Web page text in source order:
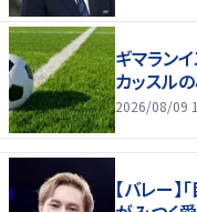
ギマラン
カッスル
2026/08/09
【バレー